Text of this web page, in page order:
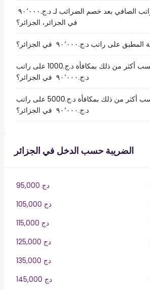
في الجزائر، الجزائر؟
على راتب د.ج.‏٩٠٬٠٠٠ ‏ في الجزائر؟
كم ستكسب أكثر من ذلك بمكافأة د.ج.1000 على راتب
د.ج.‏٩٠٬٠٠٠ ‏ في الجزائر؟
كم ستكسب أكثر من ذلك بمكافأة د.ج.5000 على راتب
د.ج.‏٩٠٬٠٠٠ ‏ في الجزائر؟
الضريبة حسب الدخل في الجزائر
95,000 دج
105,000 دج
115,000 دج
125,000 دج
135,000 دج
145,000 دج